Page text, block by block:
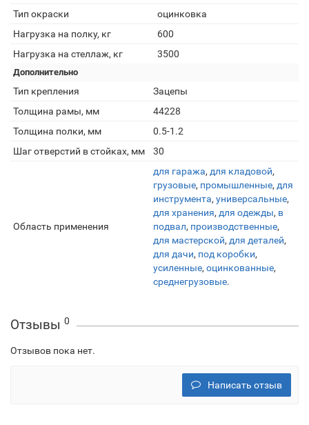
Тип окраски
оцинковка
Нагрузка на полку, кг
600
Нагрузка на стеллаж, кг
3500
Дополнительно
Тип крепления
Зацепы
Толщина рамы, мм
44228
Толщина полки, мм
0.5-1.2
Шаг отверстий в стойках, мм
30
Область применения
для гаража, для кладовой,
грузовые, промышленные, для
инструмента, универсальные,
для хранения, для одежды, в
подвал, производственные,
для мастерской, для деталей,
для дачи, под коробки,
усиленные, оцинкованные,
среднегрузовые.
Отзывы 0
Отзывов пока нет.
Написать отзыв